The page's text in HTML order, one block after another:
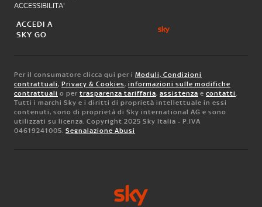
ACCESSIBILITA'
ACCEDI A
SKY GO
Per il consumatore clicca qui per i Moduli, Condizioni
contrattuali, Privacy & Cookies, informazioni sulle modifiche
contrattuali o per trasparenza tariffaria, assistenza e contatti.
Tutti i marchi Sky e i diritti di proprietà intellettuale in essi
contenuti, sono di proprietà di Sky international AG e sono
utilizzati su licenza. Copyright 2025 Sky Italia - P.IVA
04619241005. Segnalazione Abusi